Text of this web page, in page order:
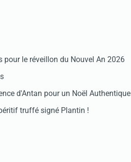
pour le réveillon du Nouvel An 2026
d'Antan pour un Noël Authentique
truffé signé Plantin !